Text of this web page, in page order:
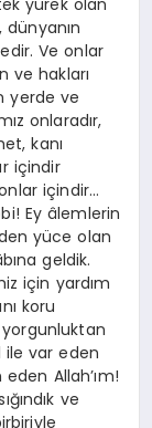
yürek olan
dünyanın
Ve onlar
ve hakları
yerde ve
onlaradır,
kanı
içindir
içindir…
Ey âlemlerin
yüce olan
geldik.
için yardım
koru
ile var eden
Allah’ım!
ve